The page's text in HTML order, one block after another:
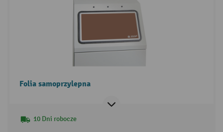
Folia samoprzylepna
10 Dni robocze